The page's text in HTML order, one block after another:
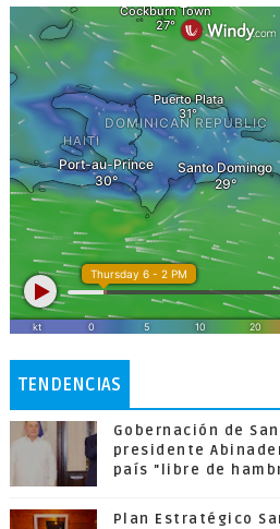
TENDENCIAS
Gobernación de
presidente
país "libre de
Plan Estratégico